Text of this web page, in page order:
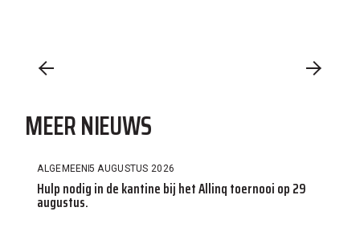
MEER NIEUWS
ALGEMEEN5 AUGUSTUS 2026
Hulp nodig in de kantine bij het Allinq toernooi op 29
augustus.